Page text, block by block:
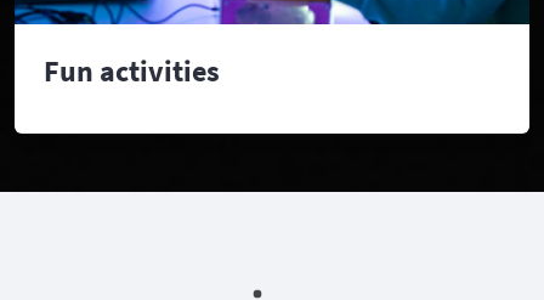
Fun activities